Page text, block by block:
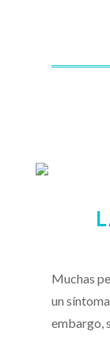
Muchas
un
embargo,